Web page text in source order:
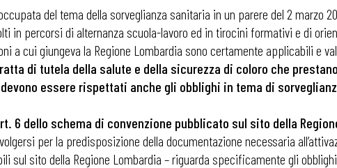
del tema della sorveglianza sanitaria in un parere del 2 marzo
in percorsi di alternanza scuola-lavoro ed in tirocini formativi e di
a cui giungeva la Regione Lombardia sono certamente applicabili e
di tutela della salute e della sicurezza di coloro che
essere rispettati anche gli obblighi in tema di
6 dello schema di convenzione pubblicato sul sito della
per la predisposizione della documentazione necessaria
sul sito della Regione Lombardia – riguarda specificamente gli